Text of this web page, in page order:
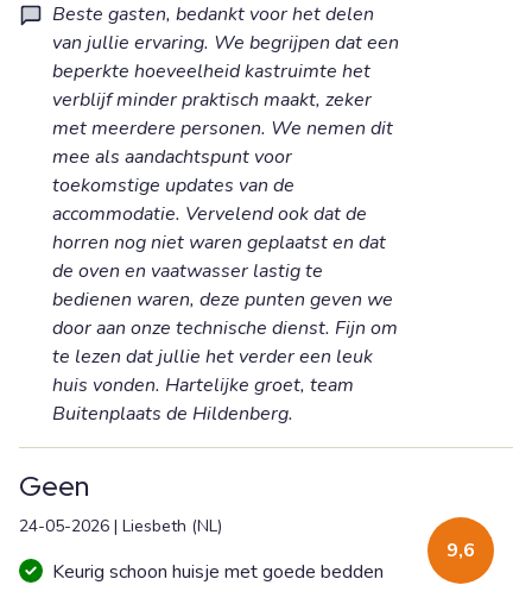
Beste gasten, bedankt voor het delen
van jullie ervaring. We begrijpen dat een
beperkte hoeveelheid kastruimte het
verblijf minder praktisch maakt, zeker
met meerdere personen. We nemen dit
mee als aandachtspunt voor
toekomstige updates van de
accommodatie. Vervelend ook dat de
horren nog niet waren geplaatst en dat
de oven en vaatwasser lastig te
bedienen waren, deze punten geven we
door aan onze technische dienst. Fijn om
te lezen dat jullie het verder een leuk
huis vonden. Hartelijke groet, team
Buitenplaats de Hildenberg.
Geen
24-05-2026 | Liesbeth (NL)
9,6
Keurig schoon huisje met goede bedden